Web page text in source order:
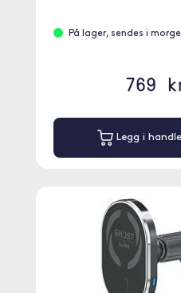
På lager, sendes i
769
Legg i